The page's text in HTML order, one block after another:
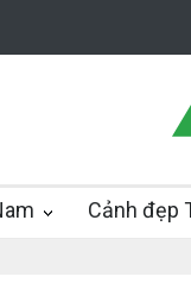
Cảnh đẹp